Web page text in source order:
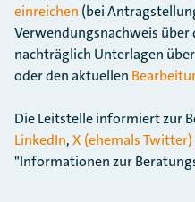
einreichen (bei
Verwendungsnachweis über
nachträglich Unterlagen
oder den aktuellen
Die Leitstelle informiert zur
LinkedIn,X (ehemals Twitter)
"Informationen zur